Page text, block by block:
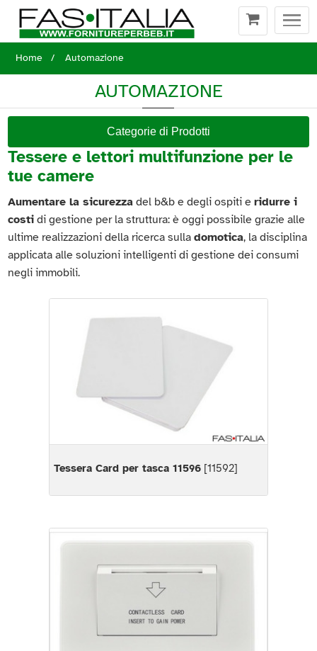
Home
Automazione
AUTOMAZIONE
Categorie di Prodotti
Tessere e lettori multifunzione per le
tue camere
Aumentare la sicurezza del b&b e degli ospiti eridurre i
costi di gestione per la struttura: è oggi possibile grazie alle
ultime realizzazioni della ricerca sulladomotica, la disciplina
applicata alle soluzioni intelligenti di gestione dei consumi
negli immobili.
Tessera Card per tasca 11596 [11592]